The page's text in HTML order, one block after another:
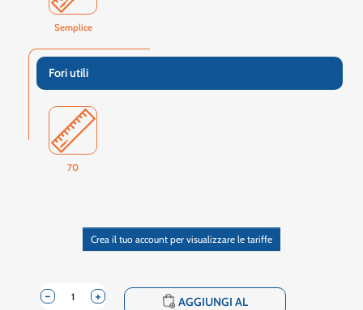
Semplice
Fori utili
70
Crea il tuo account per visualizzare le tariffe
+
- shopping_cart AGGIUNGI AL